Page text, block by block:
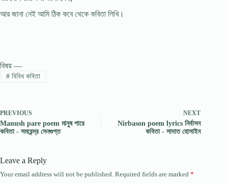
আর জানা নেই আমি ঠিক কবে থেকে কবিতা লিখি।
বিষয় —
#বিবিধ কবিতা
PREVIOUS
Manush pare poem মানুষ পারে
কবিতা - সমরেন্দ্র সেনগুপ্ত
NEXT
Nirbason poem lyrics নির্বাসন
কবিতা - সাদাত হোসাইন
Leave a Reply
Your email address will not be published. Required fields are marked *